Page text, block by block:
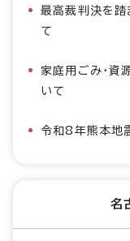
最高裁判決を踏
て
家庭用ごみ・資
いて
令和8年熊本地
名